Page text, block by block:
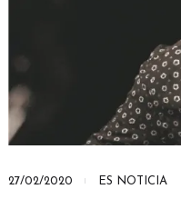
27/02/2020 ES NOTICIA